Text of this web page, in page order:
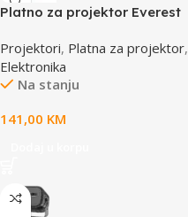
Platno za projektor Everest
40670
Projektori, Platna za projektor,
Elektronika
Na stanju
141,00 KM